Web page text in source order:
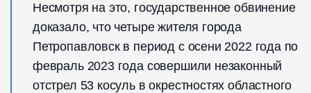
Несмотря на это, государственное обвинение
доказало, что четыре жителя города
Петропавловск в период с осени 2022 года по
февраль 2023 года совершили незаконный
отстрел 53 косуль в окрестностях областного